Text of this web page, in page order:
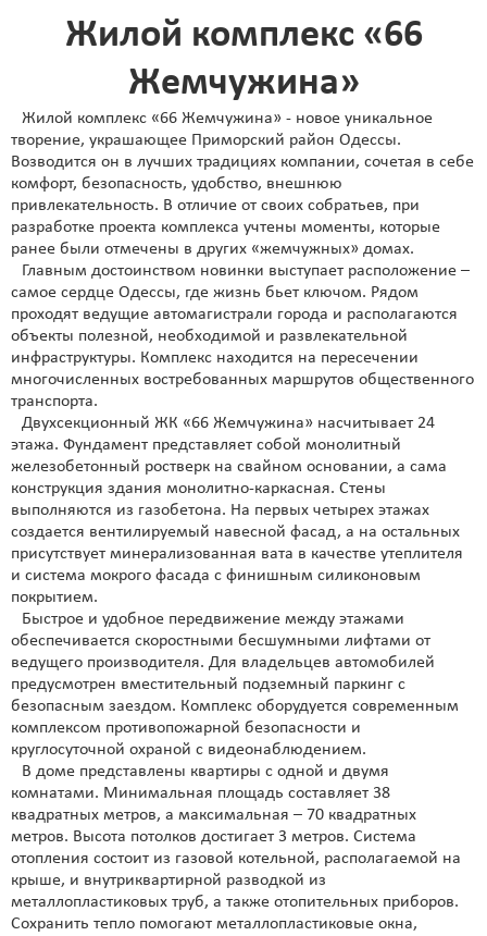
Жилой комплекс «66
Жемчужина»
Жилой комплекс «66 Жемчужина» - новое уникальное
творение, украшающее Приморский район Одессы.
Возводится он в лучших традициях компании, сочетая в себе
комфорт, безопасность, удобство, внешнюю
привлекательность. В отличие от своих собратьев, при
разработке проекта комплекса учтены моменты, которые
ранее были отмечены в других «жемчужных» домах.
Главным достоинством новинки выступает расположение –
самое сердце Одессы, где жизнь бьет ключом. Рядом
проходят ведущие автомагистрали города и располагаются
объекты полезной, необходимой и развлекательной
инфраструктуры. Комплекс находится на пересечении
многочисленных востребованных маршрутов общественного
транспорта.
Двухсекционный ЖК «66 Жемчужина» насчитывает 24
этажа. Фундамент представляет собой монолитный
железобетонный ростверк на свайном основании, а сама
конструкция здания монолитно-каркасная. Стены
выполняются из газобетона. На первых четырех этажах
создается вентилируемый навесной фасад, а на остальных
присутствует минерализованная вата в качестве утеплителя
и система мокрого фасада с финишным силиконовым
покрытием.
Быстрое и удобное передвижение между этажами
обеспечивается скоростными бесшумными лифтами от
ведущего производителя. Для владельцев автомобилей
предусмотрен вместительный подземный паркинг с
безопасным заездом. Комплекс оборудуется современным
комплексом противопожарной безопасности и
круглосуточной охраной с видеонаблюдением.
В доме представлены квартиры с одной и двумя
комнатами. Минимальная площадь составляет 38
квадратных метров, а максимальная – 70 квадратных
метров. Высота потолков достигает 3 метров. Система
отопления состоит из газовой котельной, располагаемой на
крыше, и внутриквартирной разводкой из
металлопластиковых труб, а также отопительных приборов.
Сохранить тепло помогают металлопластиковые окна,